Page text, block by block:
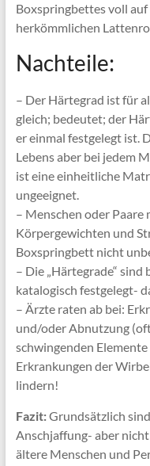
Boxspringbettes voll
herkömmlichen
Nachteile:
– Der Härtegrad ist für
gleich; bedeutet; der
er einmal festgelegt ist.
Lebens aber bei jedem
ist eine einheitliche
ungeeignet.
– Menschen oder
Körpergewichten und
Boxspringbett nicht
– Die „Härtegrade“
katalogisch festgelegt-
– Ärzte raten ab bei:
und/oder Abnutzung
schwingenden
Erkrankungen der
lindern!
Fazit:Grundsätzlich
Anschjaffung- aber
ältere Menschen und